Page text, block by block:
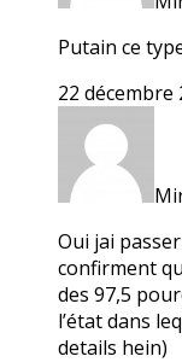
Putain ce
22 décembre
Oui jai
confirment
des 97,5
l’état dans
details hein)